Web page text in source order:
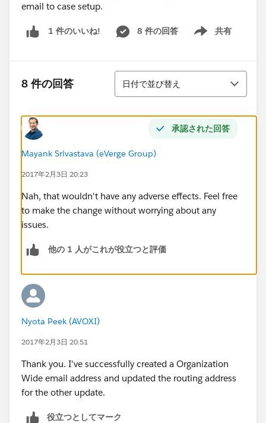
email to case setup.
1 件のいいね! 8 件の回答 共有
Show menu
8 件の回答
並び替え
日付で並び替え
承認された回答
Mayank Srivastava (eVerge Group)
2017年2月3日 20:23
Nah, that wouldn't have any adverse effects. Feel free
to make the change without worrying about any
issues.
他の 1 人がこれが役立つと評価
Nyota Peek (AVOXI)
2017年2月3日 20:51
Thank you. I've successfully created a Organization
Wide email address and updated the routing address
for the other update.
役立つとしてマーク